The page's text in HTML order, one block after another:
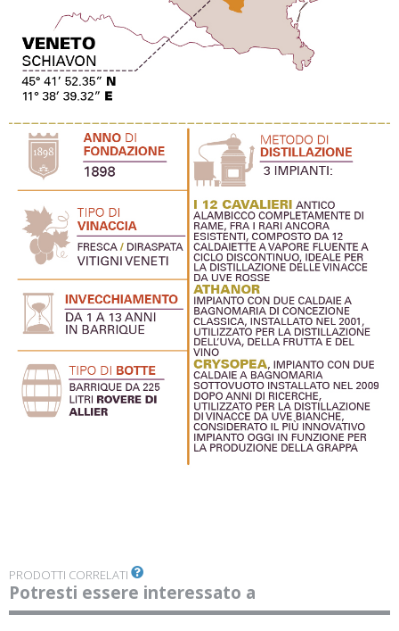
PRODOTTI CORRELATI
Potresti essere interessato a